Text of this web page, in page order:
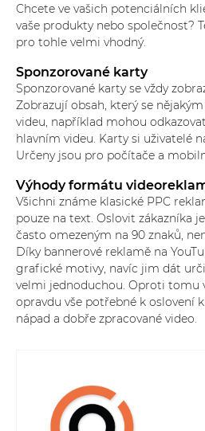
Chcete ve vašich potenciálních
vaše produkty nebo společnost?
pro tohle velmi vhodný.
Sponzorované karty
Sponzorované karty se vždy
Zobrazují obsah, který se
videu, například mohou
hlavním videu. Karty si uživatelé
Určeny jsou pro počítače a
Výhody formátu
Všichni známe klasické PPC
pouze na text. Oslovit zákazníka
často omezeným na 90 znaků,
Díky bannerové reklamě na
grafické motivy, navíc jim dát
velmi jednoduchou. Oproti tomu
opravdu vše potřebné k oslovení
nápad a dobře zpracované video.